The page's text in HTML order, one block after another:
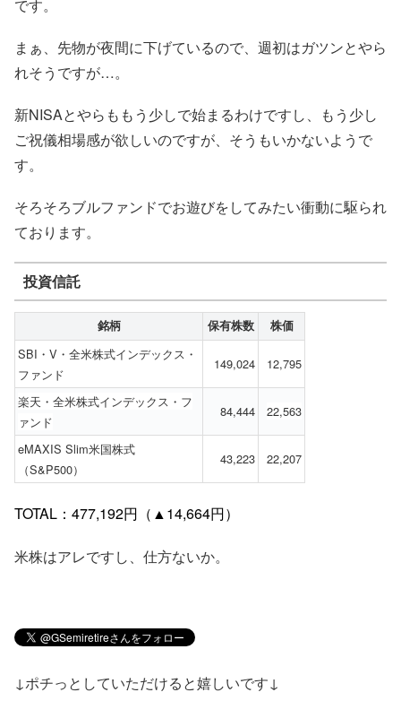
です。
まぁ、先物が夜間に下げているので、週初はガツンとやら
れそうですが…。
新NISAとやらももう少しで始まるわけですし、もう少し
ご祝儀相場感が欲しいのですが、そうもいかないようで
す。
そろそろブルファンドでお遊びをしてみたい衝動に駆られ
ております。
投資信託
銘柄 保有株数 株価
SBI・V・全米株式インデックス・
ファンド
149,024 12,795
楽天・全米株式インデックス・フ
ァンド
84,444 22,563
eMAXIS Slim米国株式
（S&P500）
43,223 22,207
TOTAL：477,192円（▲14,664円）
米株はアレですし、仕方ないか。
↓ポチっとしていただけると嬉しいです↓